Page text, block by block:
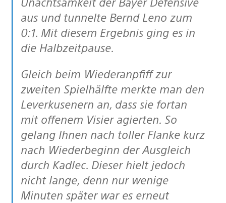
aus und tunnelte Bernd Leno zum
0:1. Mit diesem Ergebnis ging es in
die Halbzeitpause.
Gleich beim Wiederanpfiff zur
zweiten Spielhälfte merkte man den
Leverkusenern an, dass sie fortan
mit offenem Visier agierten. So
gelang Ihnen nach toller Flanke kurz
nach Wiederbeginn der Ausgleich
durch Kadlec. Dieser hielt jedoch
nicht lange, denn nur wenige
Minuten später war es erneut